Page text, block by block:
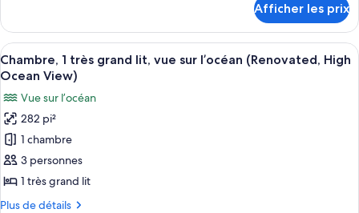
lits
doubles,
vue
sur
l’océan
(Renovated,
High
Ocean
View)
Chambre,
lits
doubles,
sur
l’océan
(Renovated,
High
Ocean
Afficher les prix
Afficher
toutes
photos
pour
ce
type
de
chambre :
Une chambre d’hôtel avec un
7
Chambre, 1 très grand lit, vue sur l’océan (Renovated, High
Ocean View)
Vue sur l’océan
282 pi²
1 chambre
3 personnes
1 très grand lit
Plus de détails
Plus